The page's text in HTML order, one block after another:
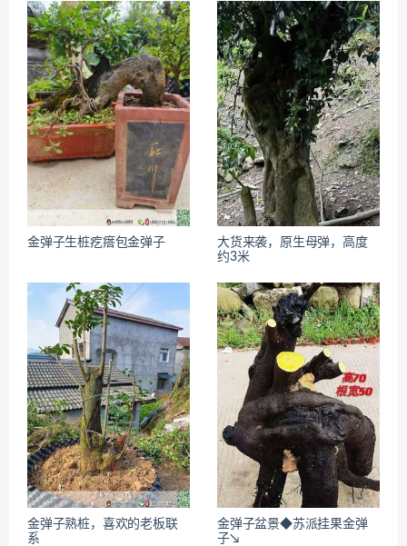
金弹子生桩疙瘩包金弹子
大货来袭，原生母弹，高度
约3米
金弹子熟桩，喜欢的老板联
系
金弹子盆景◆苏派挂果金弹
子↘